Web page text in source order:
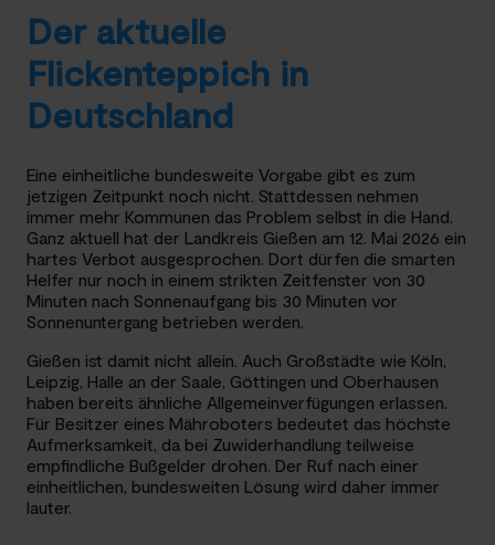
Der aktuelle
Flickenteppich in
Deutschland
Eine einheitliche bundesweite Vorgabe gibt es zum
jetzigen Zeitpunkt noch nicht. Stattdessen nehmen
immer mehr Kommunen das Problem selbst in die Hand.
Ganz aktuell hat der Landkreis Gießen am 12. Mai 2026 ein
hartes Verbot ausgesprochen. Dort dürfen die smarten
Helfer nur noch in einem strikten Zeitfenster von 30
Minuten nach Sonnenaufgang bis 30 Minuten vor
Sonnenuntergang betrieben werden.
Gießen ist damit nicht allein. Auch Großstädte wie Köln,
Leipzig, Halle an der Saale, Göttingen und Oberhausen
haben bereits ähnliche Allgemeinverfügungen erlassen.
Für Besitzer eines Mähroboters bedeutet das höchste
Aufmerksamkeit, da bei Zuwiderhandlung teilweise
empfindliche Bußgelder drohen. Der Ruf nach einer
einheitlichen, bundesweiten Lösung wird daher immer
lauter.